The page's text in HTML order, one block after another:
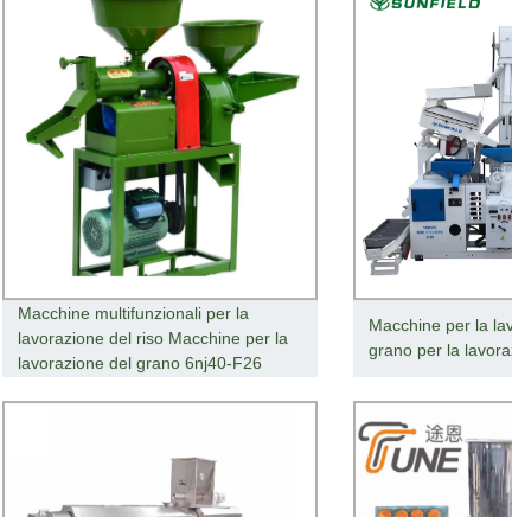
Macchine multifunzionali per la
lavorazione del riso Macchine per la
lavorazione del grano 6nj40-F26
Macchine per la
grano per la